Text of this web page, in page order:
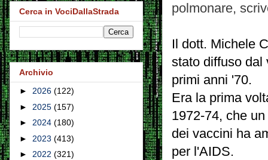
polmonare,
Il dott. Michele
stato diffuso
primi anni '70.
Era la prima
1972-74, che
dei vaccini ha
per l'AIDS.
Cerca in VociDallaStrada
Archivio
► 2026 (122)
► 2025 (157)
► 2024 (180)
► 2023 (413)
► 2022 (321)